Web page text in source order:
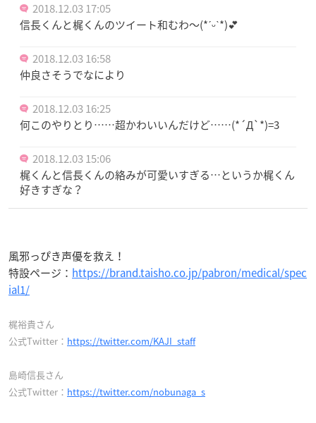
2018.12.03 17:05
信長くんと梶くんのツイート和むわ〜(*ˊᵕˋ*)💕
2018.12.03 16:58
仲良さそうでなにより
2018.12.03 16:25
何このやりとり……超かわいいんだけど……(*´Д`*)=3
2018.12.03 15:06
梶くんと信長くんの絡みが可愛いすぎる…というか梶くん
好きすぎな？
風邪っぴき声優を救え！
特設ページ： https://brand.taisho.co.jp/pabron/medical/spec
ial1/
梶裕貴さん
公式Twitter： https://twitter.com/KAJI_staff
島崎信長さん
公式Twitter： https://twitter.com/nobunaga_s